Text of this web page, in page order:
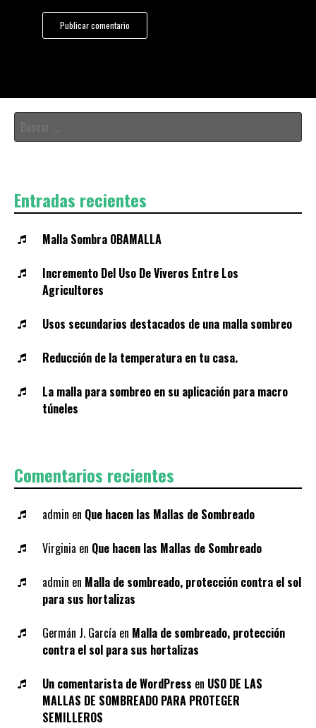
Entradas recientes
Malla Sombra OBAMALLA
Incremento Del Uso De Viveros Entre Los
Agricultores
Usos secundarios destacados de una malla sombreo
Reducción de la temperatura en tu casa.
La malla para sombreo en su aplicación para macro
túneles
Comentarios recientes
admin en Que hacen las Mallas de Sombreado
Virginia en Que hacen las Mallas de Sombreado
admin en Malla de sombreado, protección contra el sol
para sus hortalizas
Germán J. García en Malla de sombreado, protección
contra el sol para sus hortalizas
Un comentarista de WordPress en USO DE LAS
MALLAS DE SOMBREADO PARA PROTEGER
SEMILLEROS